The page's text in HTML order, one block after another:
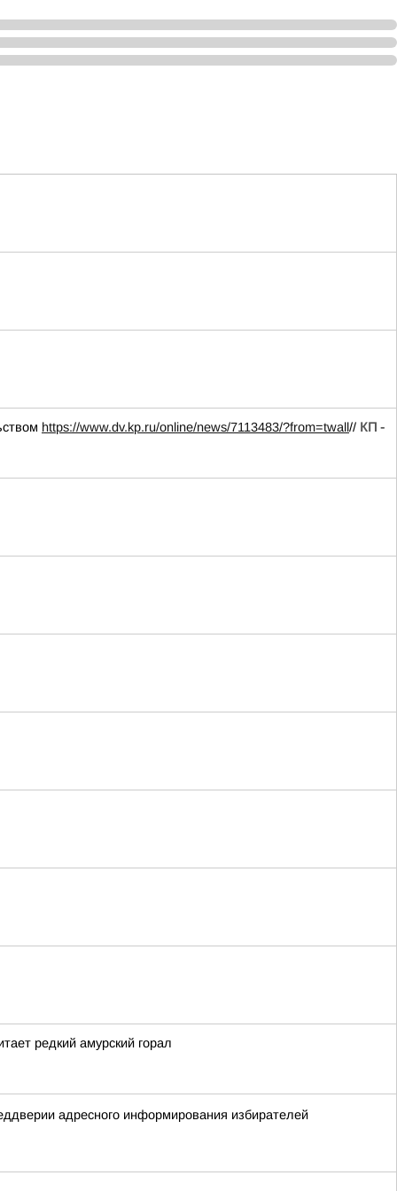
https://www.dv.kp.ru/online/news/7113483/?from=twall// КП -
редкий амурский горал
адресного информирования избирателей